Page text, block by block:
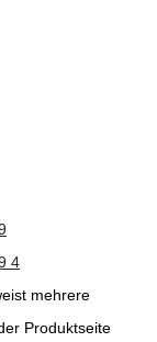
mehrere
Produktseite